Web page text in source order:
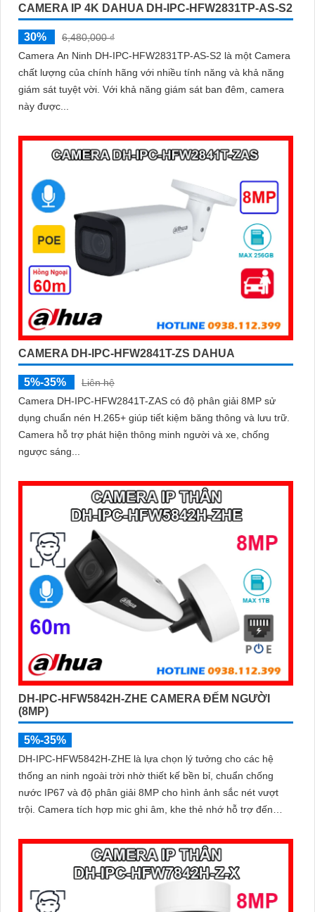
CAMERA IP 4K DAHUA DH-IPC-HFW2831TP-AS-S2
30%
6,480,000 ₫
Camera An Ninh DH-IPC-HFW2831TP-AS-S2 là một Camera
chất lượng của chính hãng với nhiều tính năng và khả năng
giám sát tuyệt vời. Với khả năng giám sát ban đêm, camera
này được...
CAMERA DH-IPC-HFW2841T-ZS DAHUA
5%-35%
Liên hệ
Camera DH-IPC-HFW2841T-ZAS có độ phân giải 8MP sử
dụng chuẩn nén H.265+ giúp tiết kiệm băng thông và lưu trữ.
Camera hỗ trợ phát hiện thông minh người và xe, chống
ngược sáng...
DH-IPC-HFW5842H-ZHE CAMERA ĐẾM NGƯỜI
(8MP)
5%-35%
DH-IPC-HFW5842H-ZHE là lựa chọn lý tưởng cho các hệ
thống an ninh ngoài trời nhờ thiết kế bền bỉ, chuẩn chống
nước IP67 và độ phân giải 8MP cho hình ảnh sắc nét vượt
trội. Camera tích hợp mic ghi âm, khe thẻ nhớ hỗ trợ đến
dàng, tiết kiệm chi phí